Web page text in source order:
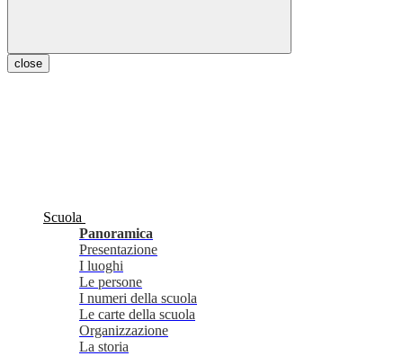
close
Scuola
Panoramica
Presentazione
I luoghi
Le persone
I numeri della scuola
Le carte della scuola
Organizzazione
La storia